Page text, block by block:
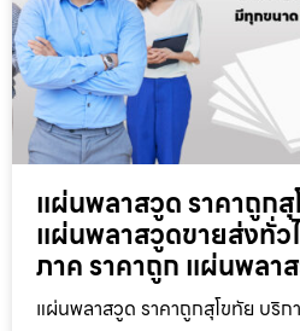
แผ่นพลาสวูด ราคาถูก
แผ่นพลาสวูดขายส่งทั่
ภาค ราคาถูก แผ่นพลา
แผ่นพลาสวูด ราคาถูกสุโขทัย บริก